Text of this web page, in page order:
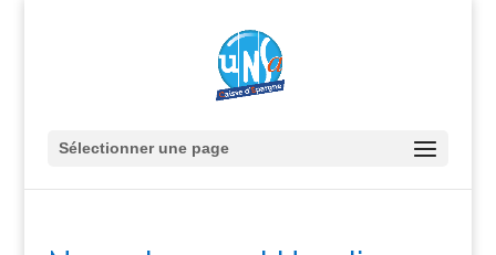
Sélectionner une page